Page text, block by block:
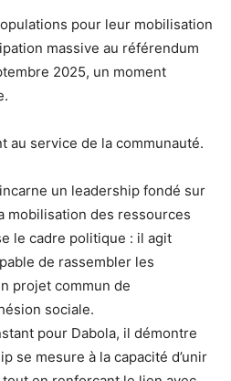
pour leur mobilisation
massive au référendum
2025, un moment
au service de la communauté.
un leadership fondé sur
mobilisation des ressources
le cadre politique : il agit
de rassembler les
projet commun de
sociale.
pour Dabola, il démontre
se mesure à la capacité d’unir